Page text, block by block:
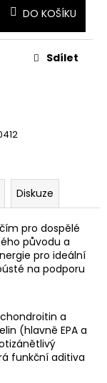
DO KOŠÍKU
Sdílet
Diskuze
pro dospělé
původu a
pro ideální
na podporu
a
(hlavně EPA a
funkční aditiva